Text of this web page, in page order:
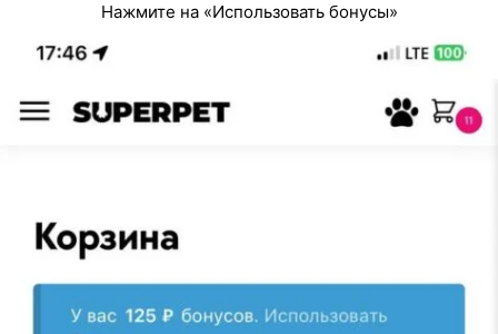
Нажмите на «Использовать бонусы»